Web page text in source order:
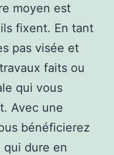
moyen est
fixent. En tant
pas visée et
faits ou
qui vous
Avec une
bénéficierez
qui dure en